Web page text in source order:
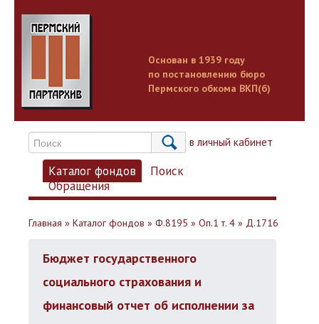
Основан в 1939 году
по постановлению бюро
Пермского обкома ВКП(б)
Вход в личный кабинет
Каталог фондов
Поиск
Обращения
Главная » Каталог фондов » Ф.8195 » Оп.1 т. 4 » Д.1716
Бюджет государственного
социального страхования и
финансовый отчет об исполнении за